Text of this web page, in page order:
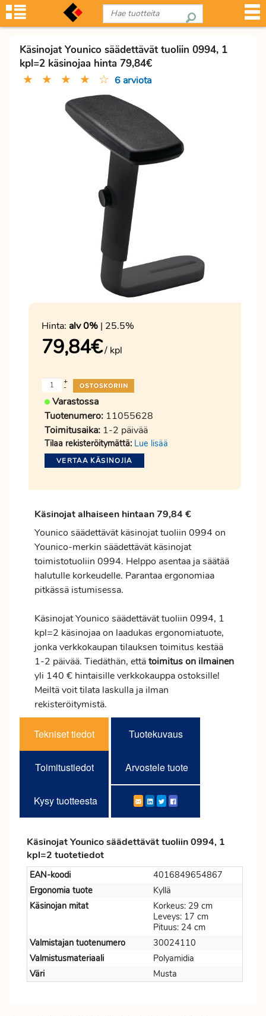
Käsinojat Younico säädettävät tuoliin 0994, 1
kpl=2 käsinojaa hinta 79,84€
★ ★ ★ ★ ☆ 6 arviota
Hinta: alv 0% | 25.5%
79,84€/ kpl
-
+
Varastossa
Tuotenumero: 11055628
Toimitusaika: 1-2 päivää
Tilaa rekisteröitymättä: Lue lisää
VERTAA KÄSINOJIA
Käsinojat alhaiseen hintaan 79,84 €
Younico säädettävät käsinojat tuoliin 0994 on
Younico-merkin säädettävät käsinojat
toimistotuoliin 0994. Helppo asentaa ja säätää
halutulle korkeudelle. Parantaa ergonomiaa
pitkässä istumisessa.
Käsinojat Younico säädettävät tuoliin 0994, 1
kpl=2 käsinojaa on laadukas ergonomiatuote,
jonka verkkokaupan tilauksen toimitus kestää
1-2 päivää. Tiedäthän, ettätoimituson ilmainen
yli 140 € hintaisille verkkokauppa ostoksille!
Meiltä voit tilata laskulla ja ilman
rekisteröitymistä.
Tekniset tiedot Tuotekuvaus
Toimitustiedot Arvostele tuote
Kysy tuotteesta
Käsinojat Younico säädettävät tuoliin 0994, 1
kpl=2 tuotetiedot
EAN-koodi
4016849654867
Ergonomia tuote
Kyllä
Käsinojan mitat
Korkeus: 29 cm
Leveys: 17 cm
Pituus: 24 cm
Valmistajan tuotenumero
30024110
Valmistusmateriaali
Polyamidia
Väri
Musta